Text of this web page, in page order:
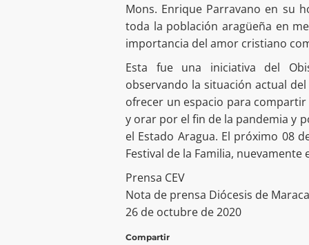
Mons. Enrique Parravano en su
toda la población aragüeña en
importancia del amor cristiano
Esta fue una iniciativa del
observando la situación actual
ofrecer un espacio para
y orar por el fin de la pandemia y
el Estado Aragua. El próximo 08
Festival de la Familia,
Prensa CEV
Nota de prensa Diócesis de
26 de octubre de 2020
Compartir